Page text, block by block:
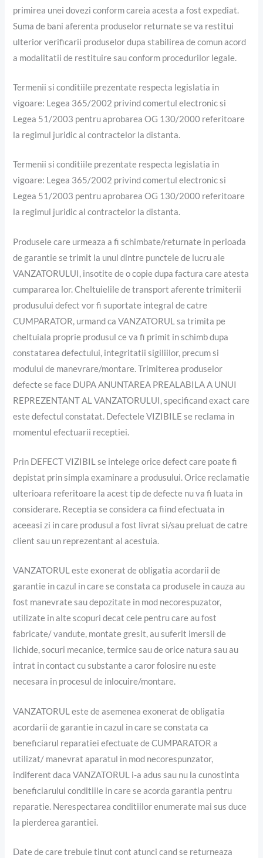
primirea unei dovezi conform careia acesta a fost expediat.
Suma de bani aferenta produselor returnate se va restitui
ulterior verificarii produselor dupa stabilirea de comun acord
a modalitatii de restituire sau conform procedurilor legale.
Termenii si conditiile prezentate respecta legislatia in
vigoare: Legea 365/2002 privind comertul electronic si
Legea 51/2003 pentru aprobarea OG 130/2000 referitoare
la regimul juridic al contractelor la distanta.
Termenii si conditiile prezentate respecta legislatia in
vigoare: Legea 365/2002 privind comertul electronic si
Legea 51/2003 pentru aprobarea OG 130/2000 referitoare
la regimul juridic al contractelor la distanta.
Produsele care urmeaza a fi schimbate/returnate in perioada
de garantie se trimit la unul dintre punctele de lucru ale
VANZATORULUI, insotite de o copie dupa factura care atesta
cumpararea lor. Cheltuielile de transport aferente trimiterii
produsului defect vor fi suportate integral de catre
CUMPARATOR, urmand ca VANZATORUL sa trimita pe
cheltuiala proprie produsul ce va fi primit in schimb dupa
constatarea defectului, integritatii sigiliilor, precum si
modului de manevrare/montare. Trimiterea produselor
defecte se face DUPA ANUNTAREA PREALABILA A UNUI
REPREZENTANT AL VANZATORULUI, specificand exact care
este defectul constatat. Defectele VIZIBILE se reclama in
momentul efectuarii receptiei.
Prin DEFECT VIZIBIL se intelege orice defect care poate fi
depistat prin simpla examinare a produsului. Orice reclamatie
ulterioara referitoare la acest tip de defecte nu va fi luata in
considerare. Receptia se considera ca fiind efectuata in
aceeasi zi in care produsul a fost livrat si/sau preluat de catre
client sau un reprezentant al acestuia.
VANZATORUL este exonerat de obligatia acordarii de
garantie in cazul in care se constata ca produsele in cauza au
fost manevrate sau depozitate in mod necorespuzator,
utilizate in alte scopuri decat cele pentru care au fost
fabricate/ vandute, montate gresit, au suferit imersii de
lichide, socuri mecanice, termice sau de orice natura sau au
intrat in contact cu substante a caror folosire nu este
necesara in procesul de inlocuire/montare.
VANZATORUL este de asemenea exonerat de obligatia
acordarii de garantie in cazul in care se constata ca
beneficiarul reparatiei efectuate de CUMPARATOR a
utilizat/ manevrat aparatul in mod necorespunzator,
indiferent daca VANZATORUL i-a adus sau nu la cunostinta
beneficiarului conditiile in care se acorda garantia pentru
reparatie. Nerespectarea conditiilor enumerate mai sus duce
la pierderea garantiei.
Date de care trebuie tinut cont atunci cand se returneaza